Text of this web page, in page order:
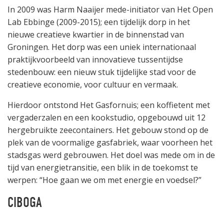
In 2009 was Harm Naaijer mede-initiator van Het Open
Lab Ebbinge (2009-2015); een tijdelijk dorp in het
nieuwe creatieve kwartier in de binnenstad van
Groningen. Het dorp was een uniek internationaal
praktijkvoorbeeld van innovatieve tussentijdse
stedenbouw: een nieuw stuk tijdelijke stad voor de
creatieve economie, voor cultuur en vermaak.
Hierdoor ontstond Het Gasfornuis; een koffietent met
vergaderzalen en een kookstudio, opgebouwd uit 12
hergebruikte zeecontainers. Het gebouw stond op de
plek van de voormalige gasfabriek, waar voorheen het
stadsgas werd gebrouwen. Het doel was mede om in de
tijd van energietransitie, een blik in de toekomst te
werpen: “Hoe gaan we om met energie en voedsel?”
CIBOGA